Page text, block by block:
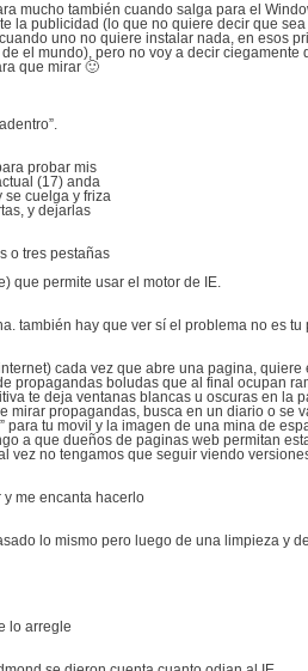
mucho también cuando salga para el
la publicidad (lo que no quiere decir que
uno no quiere instalar nada, en esos
el mundo), pero no voy a decir
que mirar 🙂
probar mis
(17) anda
se cuelga y friza
y dejarlas
o tres pestañas
que permite usar el motor de IE.
también hay que ver sí el problema no es tu
cada vez que abre una pagina,
propagandas boludas que al final ocupan
te deja ventanas blancas u oscuras en la
propagandas, busca en un diario o se
para tu movil y la imagen de una mina de
a que dueños de paginas web permitan
vez no tengamos que seguir viendo
me encanta hacerlo
lo mismo pero luego de una limpieza y
lo arregle